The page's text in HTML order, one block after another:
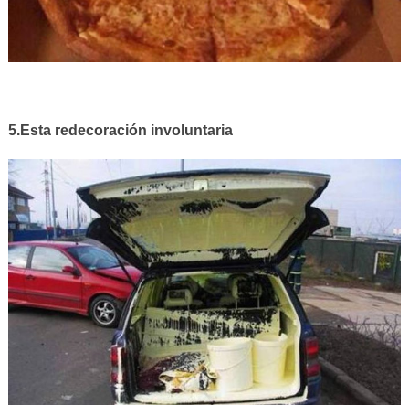
5.Esta redecoración involuntaria